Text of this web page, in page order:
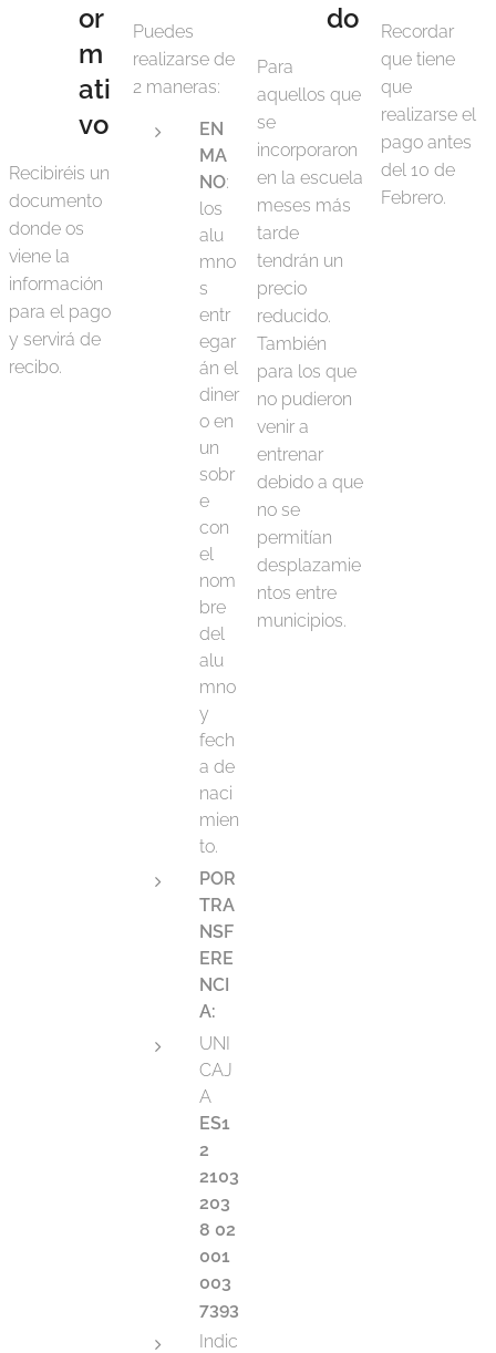
or
m
ati
vo
Recibiréis un
documento
donde os
viene la
información
para el pago
y servirá de
recibo.
Puedes
realizarse de
2 maneras:
EN
MA
NO:
los
alu
mno
s
entr
egar
án el
diner
o en
un
sobr
e
con
el
nom
bre
del
alu
mno
y
fech
a de
naci
mien
to.
POR
TRA
NSF
ERE
NCI
A:
UNI
CAJ
A
ES1
2
2103
203
8 02
001
003
7393
Indic
do
Para
aquellos que
se
incorporaron
en la escuela
meses más
tarde
tendrán un
precio
reducido.
También
para los que
no pudieron
venir a
entrenar
debido a que
no se
permitían
desplazamie
ntos entre
municipios.
Recordar
que tiene
que
realizarse el
pago antes
del 10 de
Febrero.